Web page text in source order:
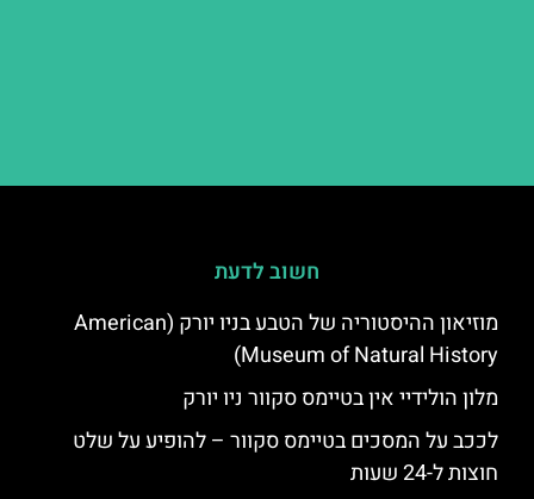
חשוב לדעת
מוזיאון ההיסטוריה של הטבע בניו יורק (American
Museum of Natural History)
מלון הולידיי אין בטיימס סקוור ניו יורק
לככב על המסכים בטיימס סקוור – להופיע על שלט
חוצות ל-24 שעות